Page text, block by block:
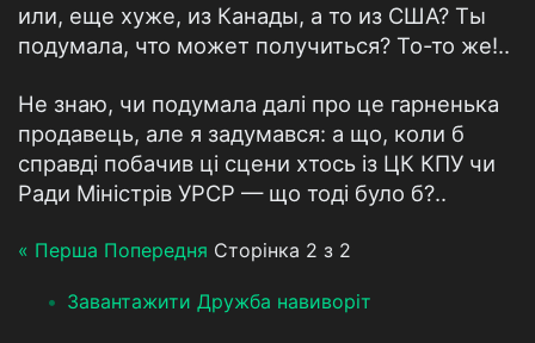
или, еще хуже, из Канады, а то из США? Ты
подумала, что может получиться? То-то же!..
Не знаю, чи подумала далі про це гарненька
продавець, але я задумався: а що, коли б
справді побачив ці сцени хтось із ЦК КПУ чи
Ради Міністрів УРСР — що тоді було б?..
« Перша Попередня Сторінка 2 з 2
Завантажити Дружба навиворіт